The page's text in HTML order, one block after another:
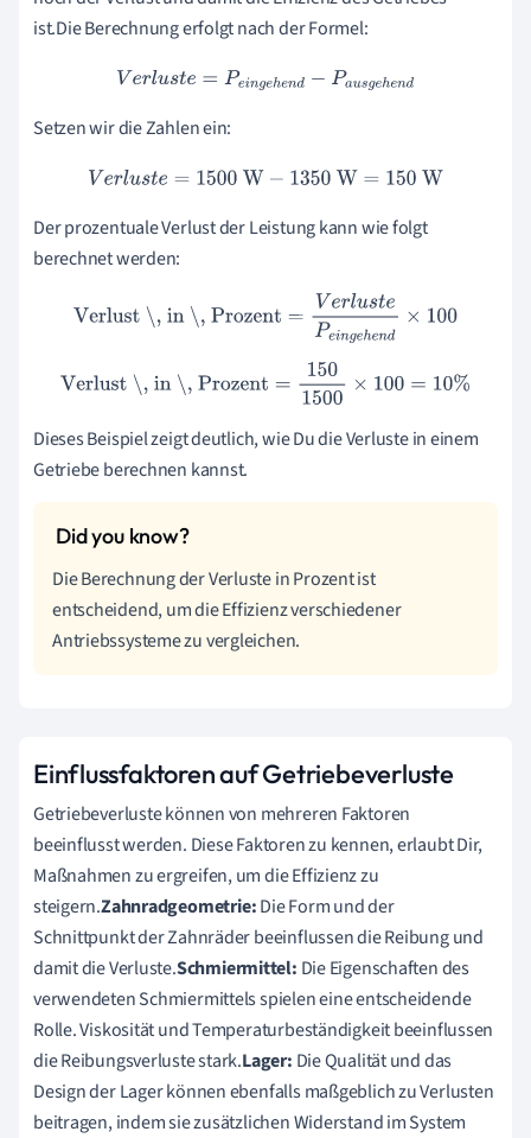
ist.Die Berechnung erfolgt nach der Formel:
Verluste= Pe ingehend− Pausgehend
Setzen wir die Zahlen ein:
Verl us e=1500W −1350W =150W
Der prozentuale Verlust der Leistung kann wie folgt
berechnet werden:
Verlust \, in \, Prozent=Ver us ePeingehen d× 100
Verlust \, in \, Prozent =1501500× 100=10 %
Dieses Beispiel zeigt deutlich, wie Du die Verluste in einem
Getriebe berechnen kannst.
Die Berechnung der Verluste in Prozent ist
entscheidend, um die Effizienz verschiedener
Antriebssysteme zu vergleichen.
Einflussfaktoren auf Getriebeverluste
Getriebeverluste können von mehreren Faktoren
beeinflusst werden. Diese Faktoren zu kennen, erlaubt Dir,
Maßnahmen zu ergreifen, um die Effizienz zu
steigern.Zahnradgeometrie:Die Form und der
Schnittpunkt der Zahnräder beeinflussen die Reibung und
damit die Verluste.Schmiermittel: Die Eigenschaften des
verwendeten Schmiermittels spielen eine entscheidende
Rolle. Viskosität und Temperaturbeständigkeit beeinflussen
die Reibungsverluste stark.Lager: Die Qualität und das
Design der Lager können ebenfalls maßgeblich zu Verlusten
beitragen, indem sie zusätzlichen Widerstand im System